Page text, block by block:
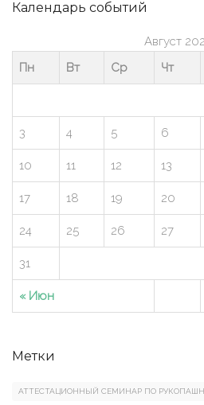
Календарь событий
Август
Пн
Вт Ср Чт
« Июн
3 4 5 6
10 11 12 13
17 18 19 20
24 25 26 27
31
Метки
АТТЕСТАЦИОННЫЙ СЕМИНАР ПО